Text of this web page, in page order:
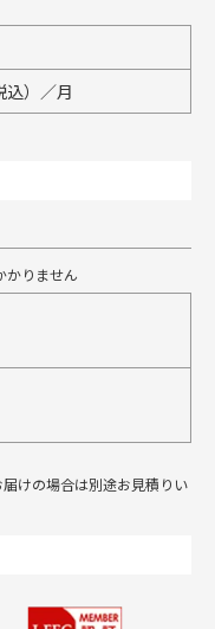
込）／月
かりません
けの場合は別途お見積りい